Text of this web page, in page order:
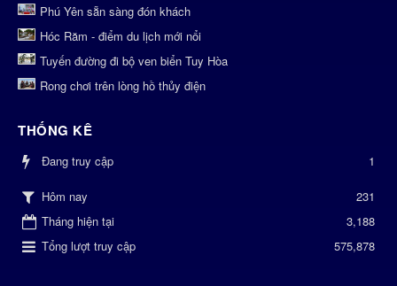
Phú Yên sẵn sàng đón khách
Hóc Răm - điểm du lịch mới nổi
Tuyến đường đi bộ ven biển Tuy Hòa
Rong chơi trên lòng hồ thủy điện
THỐNG KÊ
Đang truy cập 1
Hôm nay
231
Tháng hiện tại
3,188
Tổng lượt truy cập
575,878